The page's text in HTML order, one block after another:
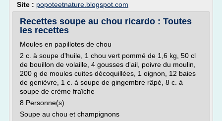
Site : popoteetnature.blogspot.com
Recettes soupe au chou ricardo : Toutes
les recettes
Moules en papillotes de chou
2 c. à soupe d'huile, 1 chou vert pommé de 1,6 kg, 50 cl
de bouillon de volaille, 4 gousses d'ail, poivre du moulin,
200 g de moules cuites décoquillées, 1 oignon, 12 baies
de genièvre, 1 c. à soupe de gingembre râpé, 8 c. à
soupe de crème fraîche
8 Personne(s)
Soupe au chou et champignons